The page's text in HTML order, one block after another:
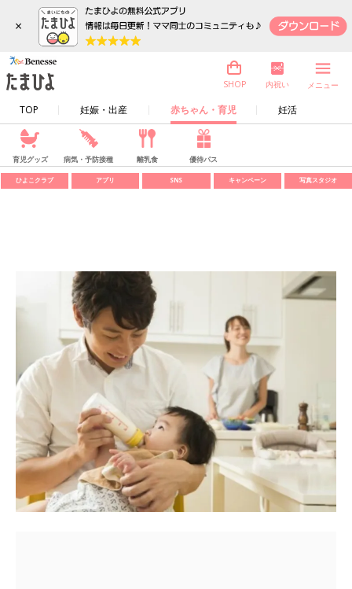
×
TOP 妊娠・出産 赤ちゃん・育児 妊活
SHOP 内祝い メニュー
育児グッズ 病気・予防接種 離乳食 優待パス
ひよこクラブ アプリ SNS キャンペーン 写真スタジオ